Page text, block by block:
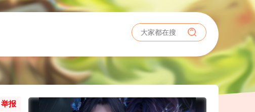
举报